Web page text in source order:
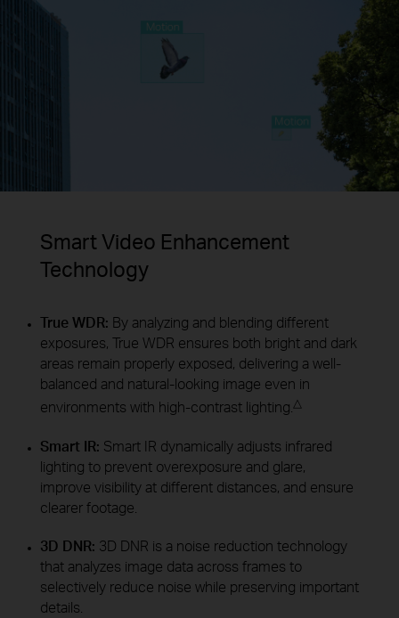
Smart Video Enhancement
Technology
True WDR: By analyzing and blending different
exposures, True WDR ensures both bright and dark
areas remain properly exposed, delivering a well-
balanced and natural-looking image even in
environments with high-contrast lighting. △
Smart IR: Smart IR dynamically adjusts infrared
lighting to prevent overexposure and glare,
improve visibility at different distances, and ensure
clearer footage.
3D DNR: 3D DNR is a noise reduction technology
that analyzes image data across frames to
selectively reduce noise while preserving important
details.